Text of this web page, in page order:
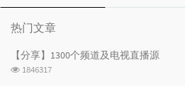
文
评
热门文章
【分享】1300个频道及电视直播源
浏
1846317